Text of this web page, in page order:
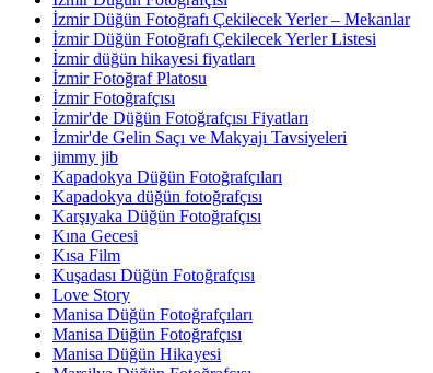
İzmir Düğün Fotoğrafı Çekilecek Yerler – Mekanlar
İzmir Düğün Fotoğrafı Çekilecek Yerler Listesi
İzmir düğün hikayesi fiyatları
İzmir Fotoğraf Platosu
İzmir Fotoğrafçısı
İzmir'de Düğün Fotoğrafçısı Fiyatları
İzmir'de Gelin Saçı ve Makyajı Tavsiyeleri
jimmy jib
Kapadokya Düğün Fotoğrafçıları
Kapadokya düğün fotoğrafçısı
Karşıyaka Düğün Fotoğrafçısı
Kına Gecesi
Kısa Film
Kuşadası Düğün Fotoğrafçısı
Love Story
Manisa Düğün Fotoğrafçıları
Manisa Düğün Fotoğrafçısı
Manisa Düğün Hikayesi